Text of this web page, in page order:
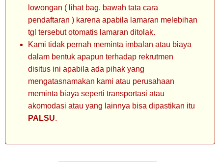
lowongan ( lihat bag. bawah tata cara
pendaftaran ) karena apabila lamaran melebihan
tgl tersebut otomatis lamaran ditolak.
Kami tidak pernah meminta imbalan atau biaya
dalam bentuk apapun terhadap rekrutmen
disitus ini apabila ada pihak yang
mengatasnamakan kami atau perusahaan
meminta biaya seperti transportasi atau
akomodasi atau yang lainnya bisa dipastikan itu
PALSU.